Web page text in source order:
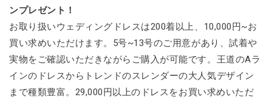
ンプレゼント！
お取り扱いウェディングドレスは200着以上、10,000円~お
買い求めいただけます。5号~13号のご用意があり、試着や
実物をご確認いただきながらご購入が可能です。王道のAラ
インのドレスからトレンドのスレンダーの大人気デザイン
まで種類豊富。29,000円以上のドレスをお買い求めいただ